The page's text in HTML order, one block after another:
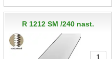
R 1212 SM /240 nast.